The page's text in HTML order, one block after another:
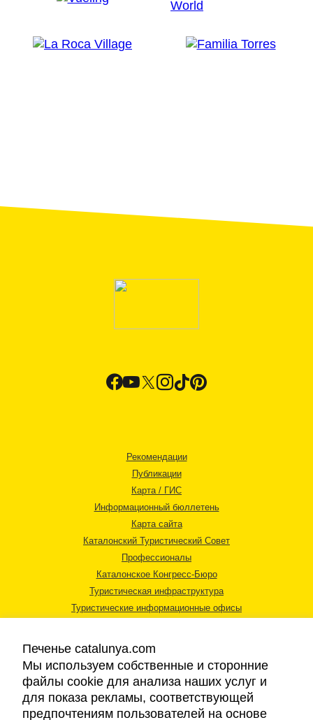
Рекомендации
Публикации
Карта / ГИС
Информационный бюллетень
Карта сайта
Каталонский Туристический Совет
Профессионалы
Каталонское Конгресс-Бюро
Туристическая инфраструктура
Туристические информационные офисы
Правовая информация
Печенье catalunya.com
Мы используем собственные и сторонние
файлы cookie для анализа наших услуг и
для показа рекламы, соответствующей
предпочтениям пользователей на основе